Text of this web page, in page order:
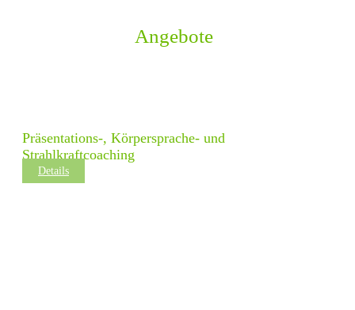
Angebote
Präsentations-, Körpersprache- und
Strahlkraftcoaching
Details